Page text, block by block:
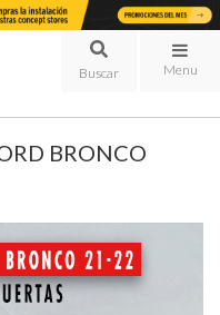
Menu
BRONCO